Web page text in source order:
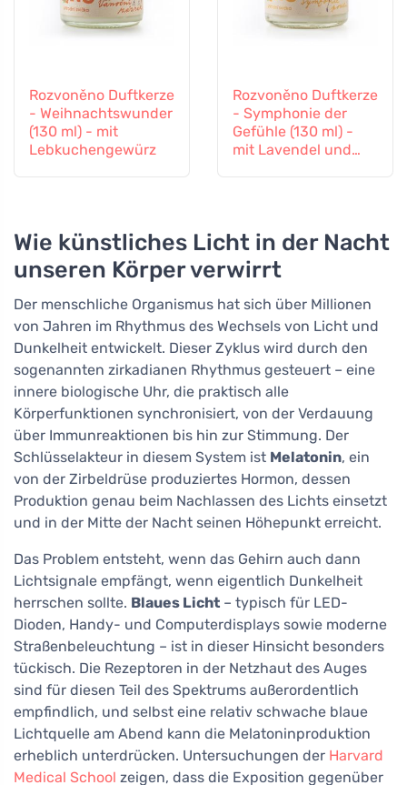
Rozvoněno Duftkerze
- Weihnachtswunder
(130 ml) - mit
Lebkuchengewürz
Rozvoněno Duftkerze
- Symphonie der
Gefühle (130 ml) -
mit Lavendel und
Wie künstliches Licht in der Nacht
unseren Körper verwirrt
Der menschliche Organismus hat sich über Millionen
von Jahren im Rhythmus des Wechsels von Licht und
Dunkelheit entwickelt. Dieser Zyklus wird durch den
sogenannten zirkadianen Rhythmus gesteuert – eine
innere biologische Uhr, die praktisch alle
Körperfunktionen synchronisiert, von der Verdauung
über Immunreaktionen bis hin zur Stimmung. Der
Schlüsselakteur in diesem System ist Melatonin, ein
von der Zirbeldrüse produziertes Hormon, dessen
Produktion genau beim Nachlassen des Lichts einsetzt
und in der Mitte der Nacht seinen Höhepunkt erreicht.
Das Problem entsteht, wenn das Gehirn auch dann
Lichtsignale empfängt, wenn eigentlich Dunkelheit
herrschen sollte. Blaues Licht – typisch für LED-
Dioden, Handy- und Computerdisplays sowie moderne
Straßenbeleuchtung – ist in dieser Hinsicht besonders
tückisch. Die Rezeptoren in der Netzhaut des Auges
sind für diesen Teil des Spektrums außerordentlich
empfindlich, und selbst eine relativ schwache blaue
Lichtquelle am Abend kann die Melatoninproduktion
erheblich unterdrücken. Untersuchungen der Harvard
Medical School zeigen, dass die Exposition gegenüber